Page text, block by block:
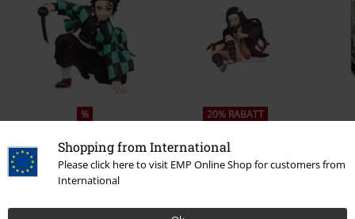
Shopping from International
Please click here to visit EMP Online Shop for customers from
International
% 20% RABATT